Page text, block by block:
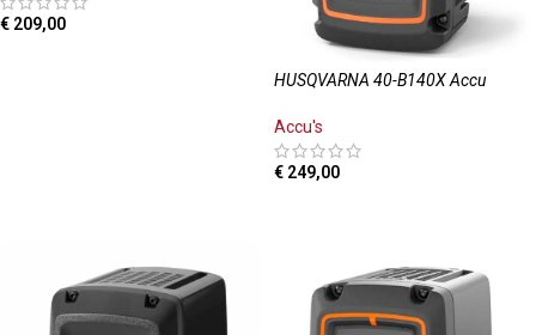
€ 209,00
HUSQVARNA 40-B140X Accu
Accu's
€ 249,00